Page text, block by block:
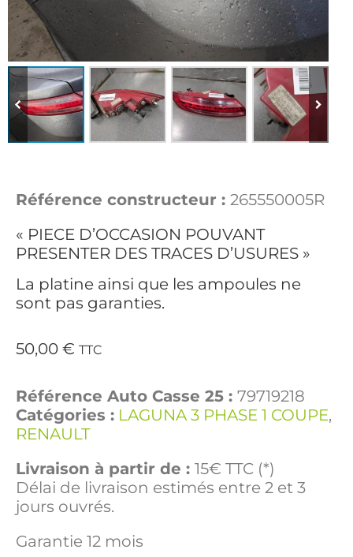
Référence constructeur : 265550005R
« PIECE D’OCCASION POUVANT
PRESENTER DES TRACES D’USURES »
La platine ainsi que les ampoules ne
sont pas garanties.
50,00 € TTC
Référence Auto Casse 25 : 79719218
Catégories : LAGUNA 3 PHASE 1 COUPE,
RENAULT
Livraison à partir de : 15€ TTC (*)
Délai de livraison estimés entre 2 et 3
jours ouvrés.
Garantie 12 mois